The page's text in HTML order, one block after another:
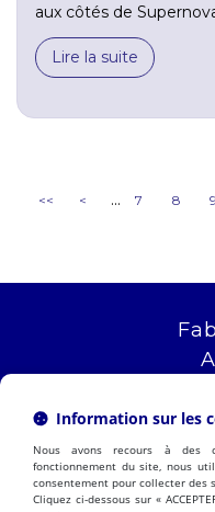
aux côtés de
Lire la suite
<< < ... 7 8 9
Information sur les
Nous avons recours à des
fonctionnement du site, nous
consentement pour collecter des
Cliquez ci-dessous sur «